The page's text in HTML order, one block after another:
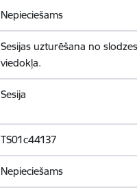
Nepieciešams
Sesijas uzturēšana no
viedokļa.
Sesija
TS01c44137
Nepieciešams